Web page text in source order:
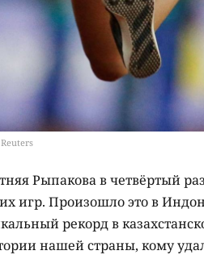
Рыпакова в четвёртый
игр. Произошло это в
рекорд в
нашей страны, кому